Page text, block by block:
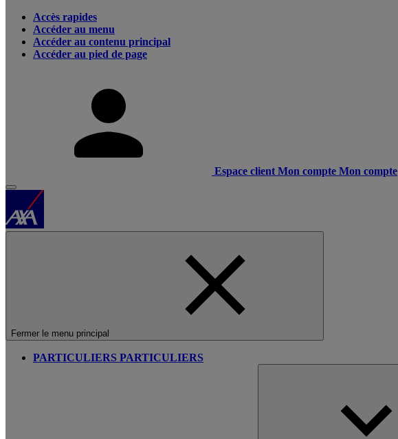
Accès rapides
Accéder au menu
Accéder au contenu principal
Accéder au pied de page
Espace client Mon compte Mon compte
Fermer le menu principal
PARTICULIERS PARTICULIERS